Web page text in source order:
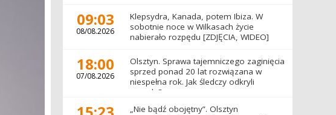
09:03
08/08.2026
Klepsydra, Kanada, potem Ibiza. W
sobotnie noce w Wilkasach życie
nabierało rozpędu [ZDJĘCIA, WIDEO]
18:00
07/08.2026
Olsztyn. Sprawa tajemniczego zaginięcia
sprzed ponad 20 lat rozwiązana w
niespełna rok. Jak śledczy odkryli
prawdę?
„Nie bądź obojętny”. Olsztyn